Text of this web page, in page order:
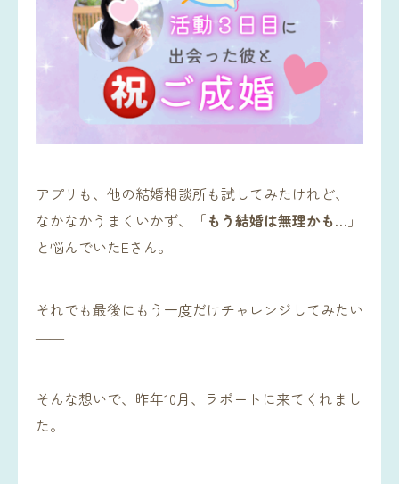
アプリも、他の結婚相談所も試してみたけれど、
なかなかうまくいかず、「もう結婚は無理かも… 」
と悩んでいたEさん。
それでも最後にもう一度だけチャレンジしてみたい
――
そんな想いで、昨年10月、ラポートに来てくれまし
た。